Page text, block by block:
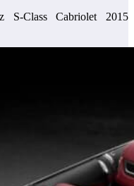
S-Class Cabriolet 2015